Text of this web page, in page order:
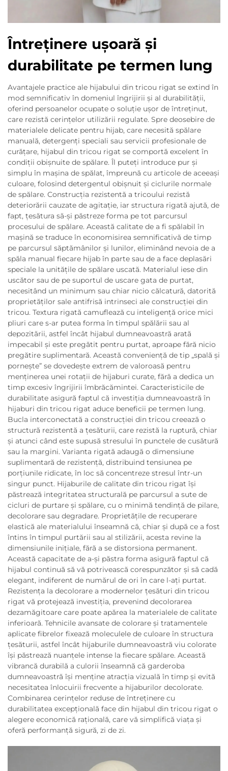
Întreținere ușoară și
durabilitate pe termen lung
Avantajele practice ale hijabului din tricou rigat se extind în
mod semnificativ în domeniul îngrijirii și al durabilității,
oferind persoanelor ocupate o soluție ușor de întreținut,
care rezistă cerințelor utilizării regulate. Spre deosebire de
materialele delicate pentru hijab, care necesită spălare
manuală, detergenți speciali sau servicii profesionale de
curățare, hijabul din tricou rigat se comportă excelent în
condiții obișnuite de spălare. Îl puteți introduce pur și
simplu în mașina de spălat, împreună cu articole de aceeași
culoare, folosind detergentul obișnuit și ciclurile normale
de spălare. Construcția rezistentă a tricoului rezistă
deteriorării cauzate de agitație, iar structura rigată ajută, de
fapt, țesătura să-și păstreze forma pe tot parcursul
procesului de spălare. Această calitate de a fi spălabil în
mașină se traduce în economisirea semnificativă de timp
pe parcursul săptămânilor și lunilor, eliminând nevoia de a
spăla manual fiecare hijab în parte sau de a face deplasări
speciale la unitățile de spălare uscată. Materialul iese din
uscător sau de pe suportul de uscare gata de purtat,
necesitând un minimum sau chiar nicio călcatură, datorită
proprietăților sale antifrisă intrinseci ale construcției din
tricou. Textura rigată camuflează cu inteligență orice mici
pliuri care s-ar putea forma în timpul spălării sau al
depozitării, astfel încât hijabul dumneavoastră arată
impecabil și este pregătit pentru purtat, aproape fără nicio
pregătire suplimentară. Această conveniență de tip „spală și
pornește” se dovedește extrem de valoroasă pentru
menținerea unei rotații de hijaburi curate, fără a dedica un
timp excesiv îngrijirii îmbrăcămintei. Caracteristicile de
durabilitate asigură faptul că investiția dumneavoastră în
hijaburi din tricou rigat aduce beneficii pe termen lung.
Bucla interconectată a construcției din tricou creează o
structură rezistentă a țesăturii, care rezistă la ruptură, chiar
și atunci când este supusă stresului în punctele de cusătură
sau la margini. Varianta rigată adaugă o dimensiune
suplimentară de rezistență, distribuind tensiunea pe
porțiunile ridicate, în loc să concentreze stresul într-un
singur punct. Hijaburile de calitate din tricou rigat își
păstrează integritatea structurală pe parcursul a sute de
cicluri de purtare și spălare, cu o minimă tendință de pilare,
decolorare sau degradare. Proprietățile de recuperare
elastică ale materialului înseamnă că, chiar și după ce a fost
întins în timpul purtării sau al stilizării, acesta revine la
dimensiunile inițiale, fără a se distorsiona permanent.
Această capacitate de a-și păstra forma asigură faptul că
hijabul continuă să vă potrivească corespunzător și să cadă
elegant, indiferent de numărul de ori în care l-ați purtat.
Rezistența la decolorare a modernelor țesături din tricou
rigat vă protejează investiția, prevenind decolorarea
dezamăgitoare care poate apărea la materialele de calitate
inferioară. Tehnicile avansate de colorare și tratamentele
aplicate fibrelor fixează moleculele de culoare în structura
țesăturii, astfel încât hijaburile dumneavoastră viu colorate
își păstrează nuanțele intense la fiecare spălare. Această
vibrancă durabilă a culorii înseamnă că garderoba
dumneavoastră își menține atracția vizuală în timp și evită
necesitatea înlocuirii frecvente a hijaburilor decolorate.
Combinarea cerințelor reduse de întreținere cu
durabilitatea excepțională face din hijabul din tricou rigat o
alegere economică rațională, care vă simplifică viața și
oferă performanță sigură, zi de zi.